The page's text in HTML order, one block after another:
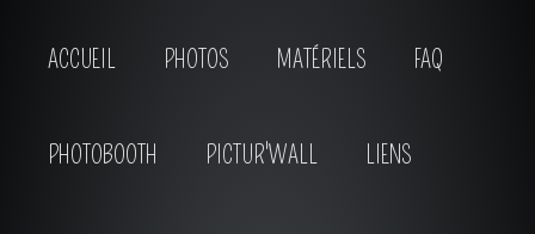
ACCUEIL PHOTOS MATÉRIELS FAQ
PHOTOBOOTH PICTUR'WALL LIENS